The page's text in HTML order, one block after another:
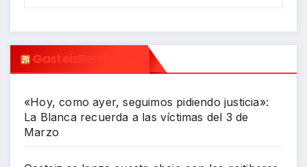
GasteizBerri.com
«Hoy, como ayer, seguimos pidiendo justicia»:
La Blanca recuerda a las víctimas del 3 de
Marzo